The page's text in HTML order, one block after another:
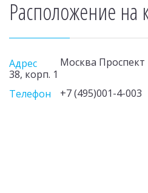
Расположение на
Адрес
Москва
38, корп. 1
Телефон
+7 (495)001-4-003